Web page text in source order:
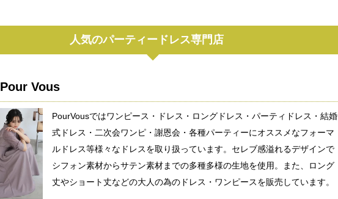
人気のパーティードレス専門店
Pour Vous
PourVousではワンピース・ドレス・ロングドレス・パーティドレス・結婚
式ドレス・二次会ワンピ・謝恩会・各種パーティーにオススメなフォーマ
ルドレス等様々なドレスを取り扱っています。セレブ感溢れるデザインで
シフォン素材からサテン素材までの多種多様の生地を使用。また、ロング
丈やショート丈などの大人の為のドレス・ワンピースを販売しています。